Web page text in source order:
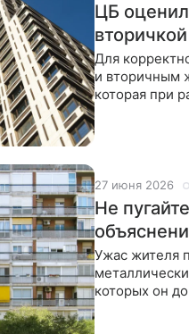
ЦБ
Для
и вторичным
которая при
27 июня 2026
Не
Ужас жителя
которых он